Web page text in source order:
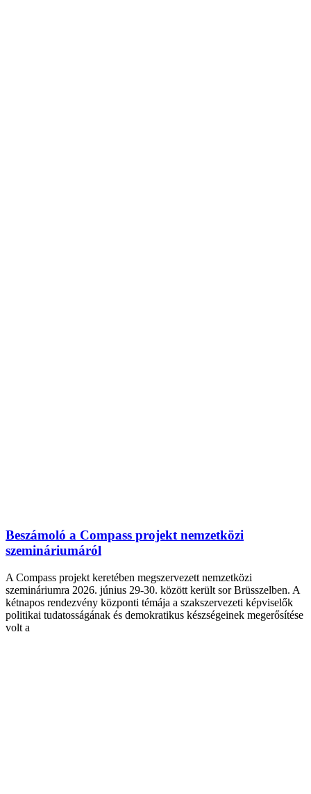
Beszámoló a Compass projekt nemzetközi
szemináriumáról
A Compass projekt keretében megszervezett nemzetközi
szemináriumra 2026. június 29-30. között került sor Brüsszelben. A
kétnapos rendezvény központi témája a szakszervezeti képviselők
politikai tudatosságának és demokratikus készségeinek megerősítése
volt a